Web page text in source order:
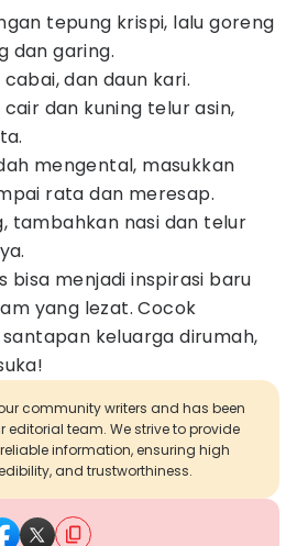
tepung krispi, lalu goreng
dan garing.
dan daun kari.
cair dan kuning telur asin,
mengental, masukkan
rata dan meresap.
tambahkan nasi dan telur
bisa menjadi inspirasi baru
yang lezat. Cocok
keluarga dirumah,
community writers and has been
editorial team. We strive to provide
information, ensuring high
and trustworthiness.